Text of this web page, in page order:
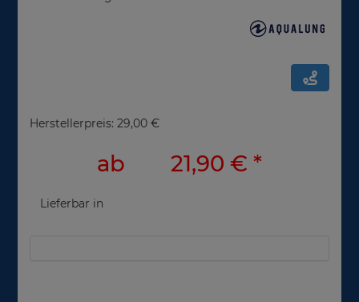
Herstellerpreis: 29,00 €
ab 21,90 € *
Lieferbar in